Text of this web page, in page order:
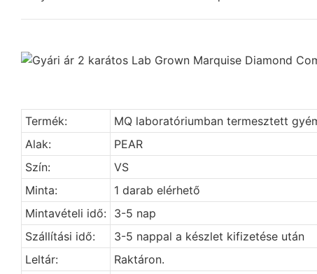
Termék:
MQ laboratóriumban termesztett
Alak:
PEAR
Szín:
VS
Minta:
1 darab elérhető
Mintavételi idő:
3-5 nap
Szállítási idő:
3-5 nappal a készlet kifizetése után
Leltár:
Raktáron.